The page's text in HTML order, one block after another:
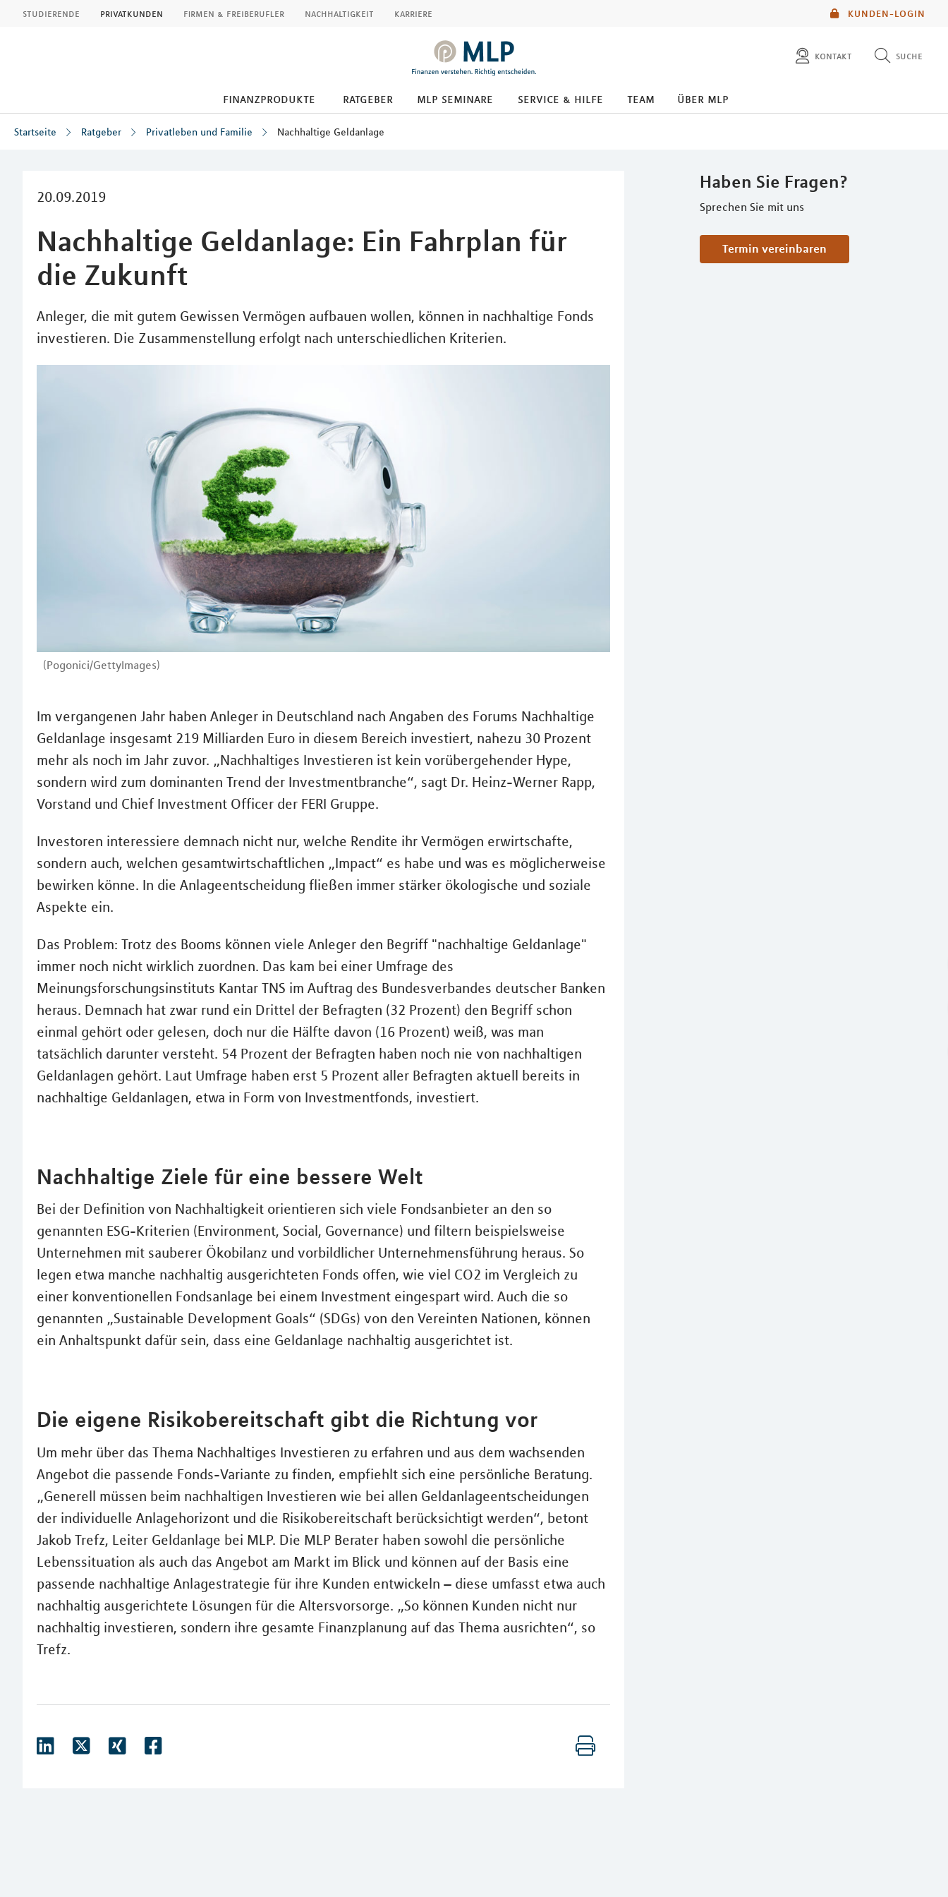
KUNDEN-LOGIN
studierende privatkunden firmen & freiberufler nachhaltigkeit karriere
kontakt suche
finanzprodukte ratgeber mlp seminare service & hilfe team über mlp
Startseite Ratgeber Privatleben und Familie Nachhaltige Geldanlage
20.09.2019
Nachhaltige Geldanlage: Ein Fahrplan für
die Zukunft
Anleger, die mit gutem Gewissen Vermögen aufbauen wollen, können in nachhaltige Fonds
investieren. Die Zusammenstellung erfolgt nach unterschiedlichen Kriterien.
(Pogonici/GettyImages)
Haben Sie Fragen?
Sprechen Sie mit uns
Termin vereinbaren
Im vergangenen Jahr haben Anleger in Deutschland nach Angaben des Forums Nachhaltige
Geldanlage insgesamt 219 Milliarden Euro in diesem Bereich investiert, nahezu 30 Prozent
mehr als noch im Jahr zuvor. „Nachhaltiges Investieren ist kein vorübergehender Hype,
sondern wird zum dominanten Trend der Investmentbranche“, sagt Dr. Heinz-Werner Rapp,
Vorstand und Chief Investment Officer der FERI Gruppe.
Investoren interessiere demnach nicht nur, welche Rendite ihr Vermögen erwirtschafte,
sondern auch, welchen gesamtwirtschaftlichen „Impact“ es habe und was es möglicherweise
bewirken könne. In die Anlageentscheidung fließen immer stärker ökologische und soziale
Aspekte ein.
Das Problem: Trotz des Booms können viele Anleger den Begriff "nachhaltige Geldanlage"
immer noch nicht wirklich zuordnen. Das kam bei einer Umfrage des
Meinungsforschungsinstituts Kantar TNS im Auftrag des Bundesverbandes deutscher Banken
heraus. Demnach hat zwar rund ein Drittel der Befragten (32 Prozent) den Begriff schon
einmal gehört oder gelesen, doch nur die Hälfte davon (16 Prozent) weiß, was man
tatsächlich darunter versteht. 54 Prozent der Befragten haben noch nie von nachhaltigen
Geldanlagen gehört. Laut Umfrage haben erst 5 Prozent aller Befragten aktuell bereits in
nachhaltige Geldanlagen, etwa in Form von Investmentfonds, investiert.
Nachhaltige Ziele für eine bessere Welt
Bei der Definition von Nachhaltigkeit orientieren sich viele Fondsanbieter an den so
genannten ESG-Kriterien (Environment, Social, Governance) und filtern beispielsweise
Unternehmen mit sauberer Ökobilanz und vorbildlicher Unternehmensführung heraus. So
legen etwa manche nachhaltig ausgerichteten Fonds offen, wie viel CO2 im Vergleich zu
einer konventionellen Fondsanlage bei einem Investment eingespart wird. Auch die so
genannten „Sustainable Development Goals“ (SDGs) von den Vereinten Nationen, können
ein Anhaltspunkt dafür sein, dass eine Geldanlage nachhaltig ausgerichtet ist.
Die eigene Risikobereitschaft gibt die Richtung vor
Um mehr über das Thema Nachhaltiges Investieren zu erfahren und aus dem wachsenden
Angebot die passende Fonds-Variante zu finden, empfiehlt sich eine persönliche Beratung.
„Generell müssen beim nachhaltigen Investieren wie bei allen Geldanlageentscheidungen
der individuelle Anlagehorizont und die Risikobereitschaft berücksichtigt werden“, betont
Jakob Trefz, Leiter Geldanlage bei MLP. Die MLP Berater haben sowohl die persönliche
Lebenssituation als auch das Angebot am Markt im Blick und können auf der Basis eine
passende nachhaltige Anlagestrategie für ihre Kunden entwickeln – diese umfasst etwa auch
nachhaltig ausgerichtete Lösungen für die Altersvorsorge. „So können Kunden nicht nur
nachhaltig investieren, sondern ihre gesamte Finanzplanung auf das Thema ausrichten“, so
Trefz.